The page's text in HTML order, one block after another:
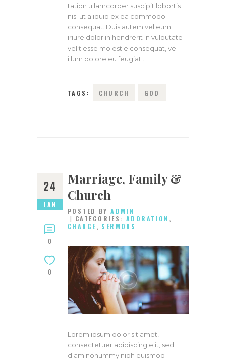
tation ullamcorper suscipit lobortis
nisl ut aliquip ex ea commodo
consequat. Duis autem vel eum
iriure dolor in hendrerit in vulputate
velit esse molestie consequat, vel
illum dolore eu feugiat…
TAGS: CHURCH GOD
24
JAN
0
0
Marriage, Family &
Church
POSTED BYADMIN
CATEGORIES:ADORATION ,
CHANGE, SERMONS
Lorem ipsum dolor sit amet,
consectetuer adipiscing elit, sed
diam nonummy nibh euismod